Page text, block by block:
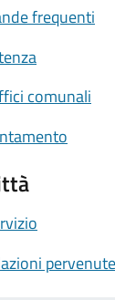
frequenti
comunali
pervenute